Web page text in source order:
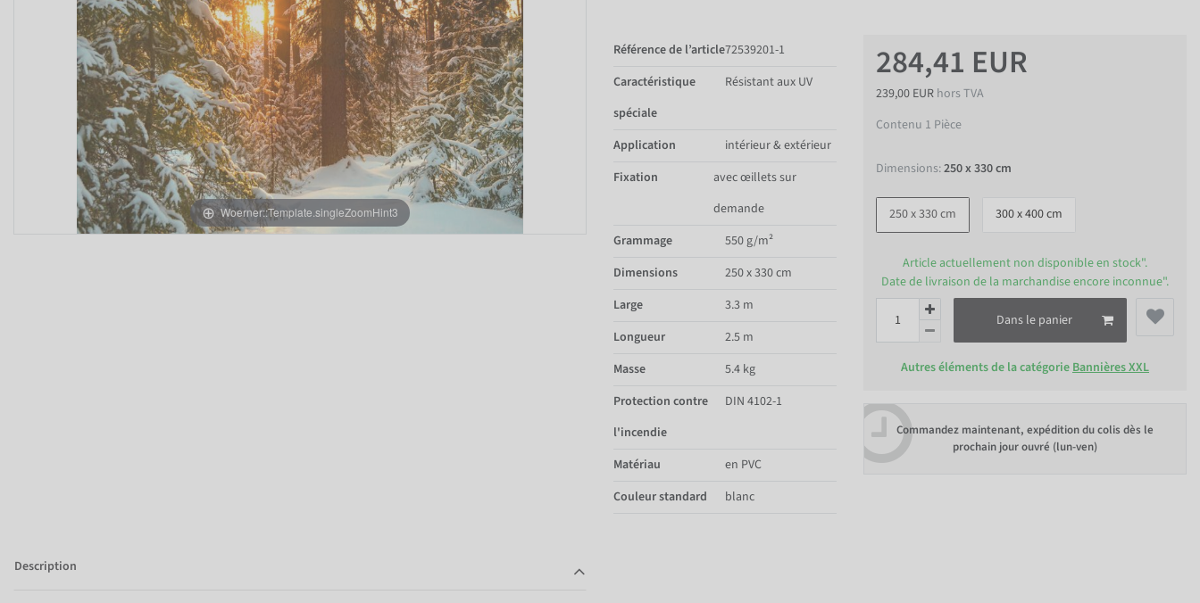
Woerner::Template.singleZoomHint3
284,41 EUR
239,00 EUR hors TVA
Contenu 1 Pièce
Dimensions:250 x 330 cm
250 x 330 cm 300 x 400 cm
Article actuellement non disponible en stock".
Date de livraison de la marchandise encore inconnue".
Dans le panier
Autres éléments de la catégorieBannières XXL
Commandez maintenant, expédition du colis dès le
prochain jour ouvré (lun-ven)
Référence de l’article72539201-1
Caractéristique
spéciale
Résistant aux UV
Application
intérieur & extérieur
Fixation
avec œillets sur
demande
Grammage
550 g/m²
Dimensions
250 x 330 cm
Large
3.3 m
Longueur
2.5 m
Masse
5.4 kg
Protection contre
l'incendie
DIN 4102-1
Matériau
en PVC
Couleur standard
blanc
Description